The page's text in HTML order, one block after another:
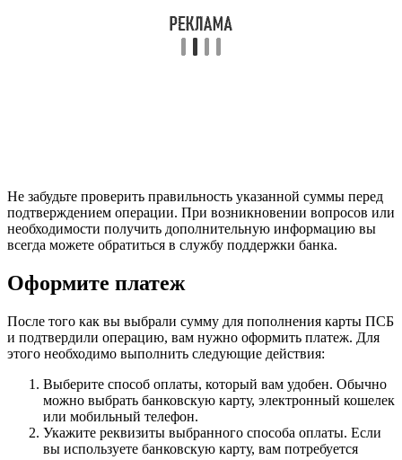
Не забудьте проверить правильность указанной суммы перед
подтверждением операции. При возникновении вопросов или
необходимости получить дополнительную информацию вы
всегда можете обратиться в службу поддержки банка.
Оформите платеж
После того как вы выбрали сумму для пополнения карты ПСБ
и подтвердили операцию, вам нужно оформить платеж. Для
этого необходимо выполнить следующие действия:
Выберите способ оплаты, который вам удобен. Обычно
можно выбрать банковскую карту, электронный кошелек
или мобильный телефон.
Укажите реквизиты выбранного способа оплаты. Если
вы используете банковскую карту, вам потребуется